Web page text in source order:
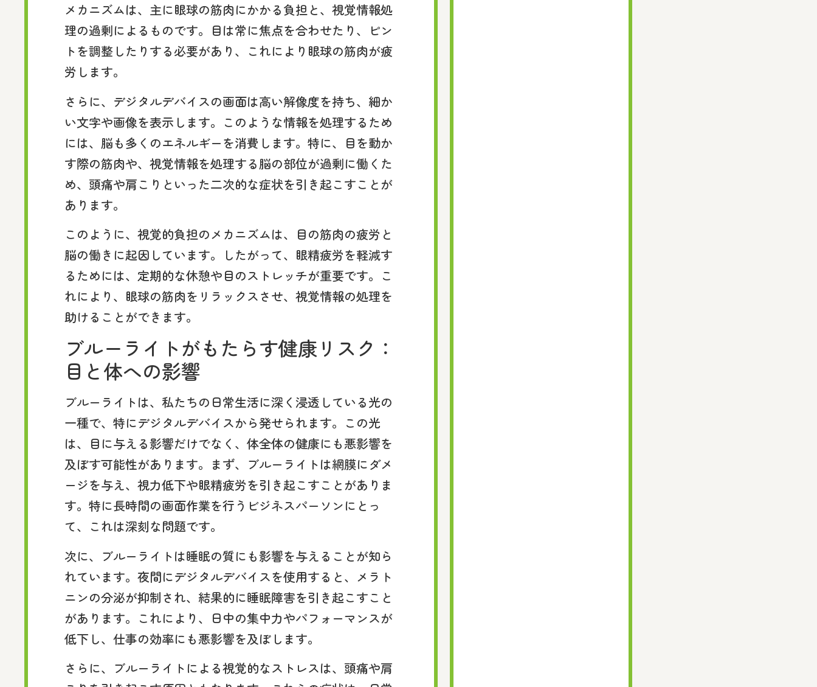
メカニズムは、主に眼球の筋肉にかかる負担と、視覚情報処
理の過剰によるものです。目は常に焦点を合わせたり、ピン
トを調整したりする必要があり、これにより眼球の筋肉が疲
労します。
さらに、デジタルデバイスの画面は高い解像度を持ち、細か
い文字や画像を表示します。このような情報を処理するため
には、脳も多くのエネルギーを消費します。特に、目を動か
す際の筋肉や、視覚情報を処理する脳の部位が過剰に働くた
め、頭痛や肩こりといった二次的な症状を引き起こすことが
あります。
このように、視覚的負担のメカニズムは、目の筋肉の疲労と
脳の働きに起因しています。したがって、眼精疲労を軽減す
るためには、定期的な休憩や目のストレッチが重要です。こ
れにより、眼球の筋肉をリラックスさせ、視覚情報の処理を
助けることができます。
ブルーライトがもたらす健康リスク：
目と体への影響
ブルーライトは、私たちの日常生活に深く浸透している光の
一種で、特にデジタルデバイスから発せられます。この光
は、目に与える影響だけでなく、体全体の健康にも悪影響を
及ぼす可能性があります。まず、ブルーライトは網膜にダメ
ージを与え、視力低下や眼精疲労を引き起こすことがありま
す。特に長時間の画面作業を行うビジネスパーソンにとっ
て、これは深刻な問題です。
次に、ブルーライトは睡眠の質にも影響を与えることが知ら
れています。夜間にデジタルデバイスを使用すると、メラト
ニンの分泌が抑制され、結果的に睡眠障害を引き起こすこと
があります。これにより、日中の集中力やパフォーマンスが
低下し、仕事の効率にも悪影響を及ぼします。
さらに、ブルーライトによる視覚的なストレスは、頭痛や肩